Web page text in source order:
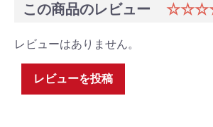
この商品のレビュー
レビューはありません。
レビューを投稿